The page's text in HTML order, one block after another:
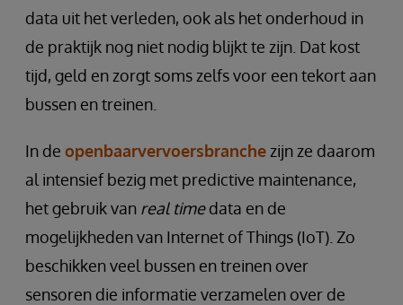
data uit het verleden, ook als het onderhoud in
de praktijk nog niet nodig blijkt te zijn. Dat kost
tijd, geld en zorgt soms zelfs voor een tekort aan
bussen en treinen.
In de openbaarvervoersbranche zijn ze daarom
al intensief bezig met predictive maintenance,
het gebruik van real timedata en de
mogelijkheden van Internet of Things (IoT). Zo
beschikken veel bussen en treinen over
sensoren die informatie verzamelen over de